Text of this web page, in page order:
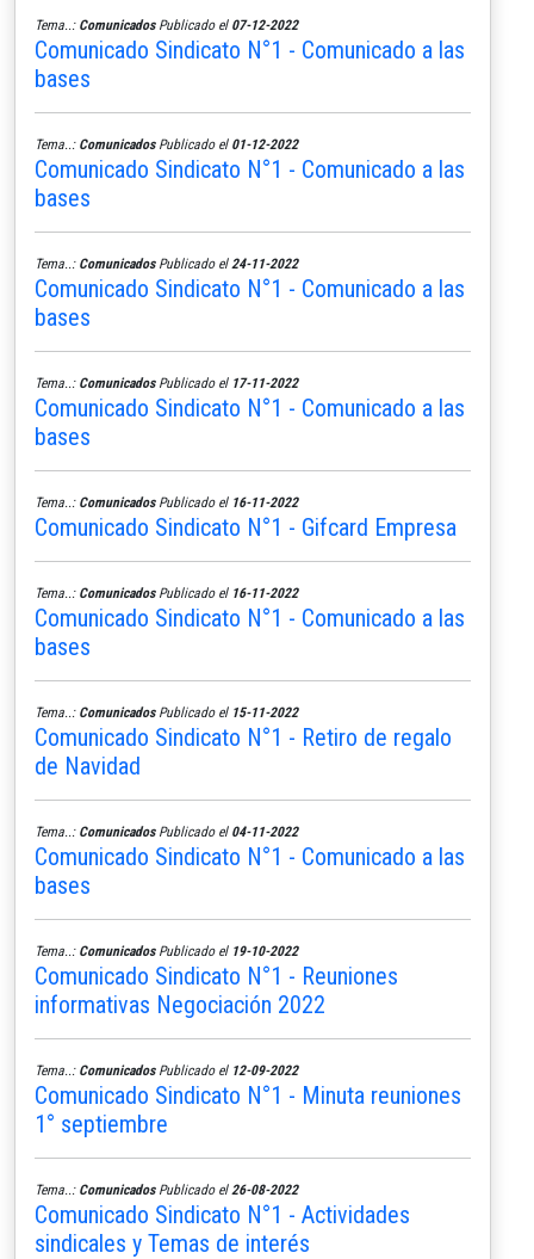
Tema..: ComunicadosPublicado el 07-12-2022
Comunicado Sindicato N°1 - Comunicado a las
bases
Tema..: ComunicadosPublicado el 01-12-2022
Comunicado Sindicato N°1 - Comunicado a las
bases
Tema..: ComunicadosPublicado el 24-11-2022
Comunicado Sindicato N°1 - Comunicado a las
bases
Tema..: ComunicadosPublicado el 17-11-2022
Comunicado Sindicato N°1 - Comunicado a las
bases
Tema..: ComunicadosPublicado el 16-11-2022
Comunicado Sindicato N°1 - Gifcard Empresa
Tema..: ComunicadosPublicado el 16-11-2022
Comunicado Sindicato N°1 - Comunicado a las
bases
Tema..: ComunicadosPublicado el 15-11-2022
Comunicado Sindicato N°1 - Retiro de regalo
de Navidad
Tema..: ComunicadosPublicado el 04-11-2022
Comunicado Sindicato N°1 - Comunicado a las
bases
Tema..: ComunicadosPublicado el 19-10-2022
Comunicado Sindicato N°1 - Reuniones
informativas Negociación 2022
Tema..: ComunicadosPublicado el 12-09-2022
Comunicado Sindicato N°1 - Minuta reuniones
1° septiembre
Tema..: ComunicadosPublicado el 26-08-2022
Comunicado Sindicato N°1 - Actividades
sindicales y Temas de interés